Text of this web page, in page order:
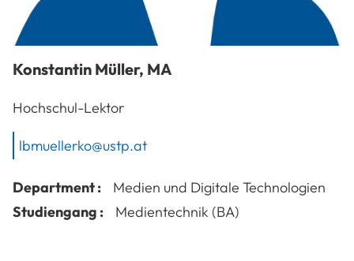
Konstantin Müller, MA
Hochschul-Lektor
lbmuellerko@ustp.at
Department :
Medien und Digitale Technologien
Studiengang :
Medientechnik (BA)